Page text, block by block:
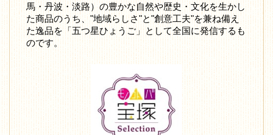
馬・丹波・淡路）の豊かな自然や歴史・文化を生かし
た商品のうち、"地域らしさ"と"創意工夫"を兼ね備え
た逸品を「五つ星ひょうご」として全国に発信するも
のです。